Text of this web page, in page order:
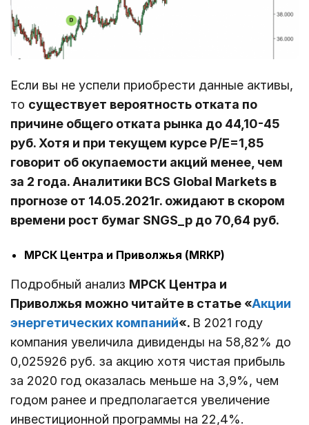
Если вы не успели приобрести данные активы,
то существует вероятность отката по
причине общего отката рынка до 44,10-45
руб. Хотя и при текущем курсе P/E=1,85
говорит об окупаемости акций менее, чем
за 2 года. Аналитики BCS Global Markets в
прогнозе от 14.05.2021г. ожидают в скором
времени рост бумаг SNGS_p до 70,64 руб.
МРСК Центра и Приволжья (MRKP)
Подробный анализ МРСК Центра и
Приволжья можно читайте в статье «Акции
энергетических компаний«. В 2021 году
компания увеличила дивиденды на 58,82% до
0,025926 руб. за акцию хотя чистая прибыль
за 2020 год оказалась меньше на 3,9%, чем
годом ранее и предполагается увеличение
инвестиционной программы на 22,4%.